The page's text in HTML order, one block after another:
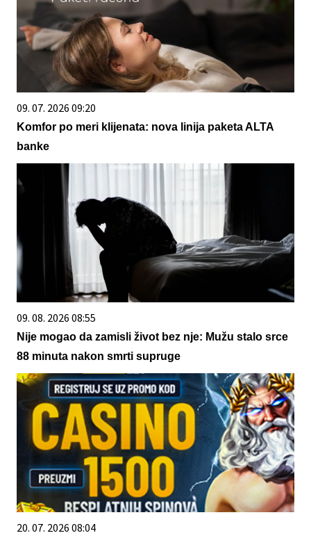
09. 07. 2026 09:20
Komfor po meri klijenata: nova linija paketa ALTA
banke
09. 08. 2026 08:55
Nije mogao da zamisli život bez nje: Mužu stalo srce
88 minuta nakon smrti supruge
20. 07. 2026 08:04